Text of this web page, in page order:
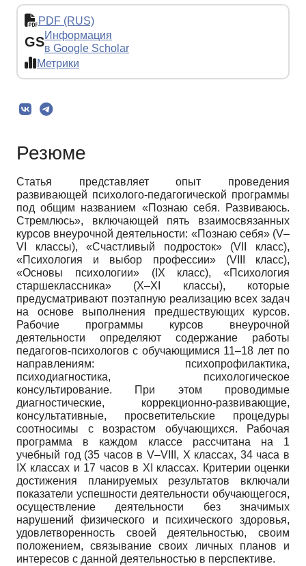
PDF (RUS)
GSИнформация
в Google Scholar
Метрики
Резюме
Статья представляет опыт проведения
развивающей психолого-педагогической программы
под общим названием «Познаю себя. Развиваюсь.
Стремлюсь», включающей пять взаимосвязанных
курсов внеурочной деятельности: «Познаю себя» (V–
VI классы), «Счастливый подросток» (VII класс),
«Психология и выбор профессии» (VIII класс),
«Основы психологии» (IX класс), «Психология
старшеклассника» (X–XI классы), которые
предусматривают поэтапную реализацию всех задач
на основе выполнения предшествующих курсов.
Рабочие программы курсов внеурочной
деятельности определяют содержание работы
педагогов-психологов с обучающимися 11–18 лет по
направлениям: психопрофилактика,
психодиагностика, психологическое
консультирование. При этом проводимые
диагностические, коррекционно-развивающие,
консультативные, просветительские процедуры
соотносимы с возрастом обучающихся. Рабочая
программа в каждом классе рассчитана на 1
учебный год (35 часов в V–VIII, X классах, 34 часа в
IX классах и 17 часов в XI классах. Критерии оценки
достижения планируемых результатов включали
показатели успешности деятельности обучающегося,
осуществление деятельности без значимых
нарушений физического и психического здоровья,
удовлетворенность своей деятельностью, своим
положением, связывание своих личных планов и
интересов с данной деятельностью в перспективе.